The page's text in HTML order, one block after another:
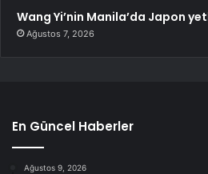
Wang Yi’nin Manila’da Japon
Ağustos 7, 2026
En Güncel Haberler
Ağustos 9, 2026